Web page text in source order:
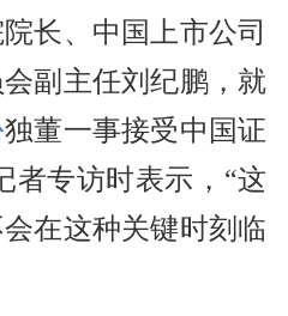
长、中国上市公司
副主任刘纪鹏，就
独董一事接受中国证
者专访时表示，“这
在这种关键时刻临